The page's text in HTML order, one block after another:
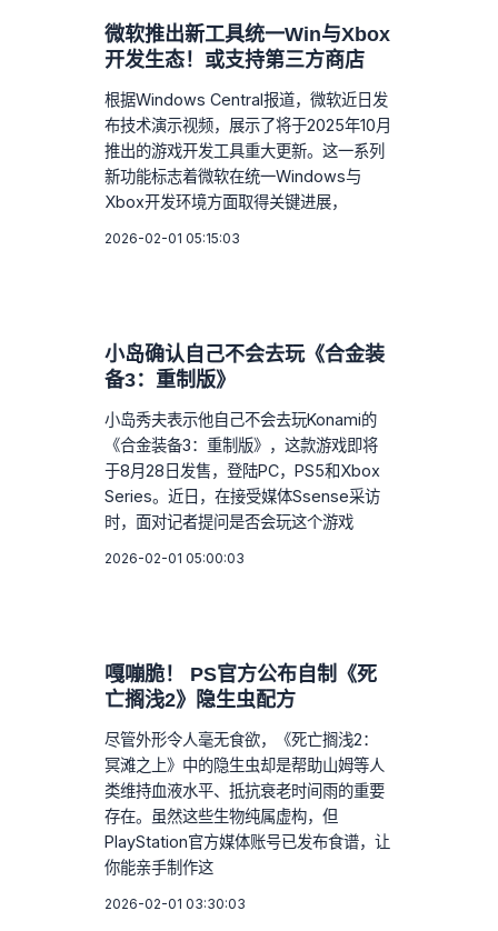
微软推出新工具统一Win与Xbox
开发生态！或支持第三方商店
根据Windows Central报道，微软近日发
布技术演示视频，展示了将于2025年10月
推出的游戏开发工具重大更新。这一系列
新功能标志着微软在统一Windows与
Xbox开发环境方面取得关键进展，
2026-02-01 05:15:03
小岛确认自己不会去玩《合金装
备3：重制版》
小岛秀夫表示他自己不会去玩Konami的
《合金装备3：重制版》，这款游戏即将
于8月28日发售，登陆PC，PS5和Xbox
Series。近日，在接受媒体Ssense采访
时，面对记者提问是否会玩这个游戏
2026-02-01 05:00:03
嘎嘣脆！ PS官方公布自制《死
亡搁浅2》隐生虫配方
尽管外形令人毫无食欲，《死亡搁浅2：
冥滩之上》中的隐生虫却是帮助山姆等人
类维持血液水平、抵抗衰老时间雨的重要
存在。虽然这些生物纯属虚构，但
PlayStation官方媒体账号已发布食谱，让
你能亲手制作这
2026-02-01 03:30:03